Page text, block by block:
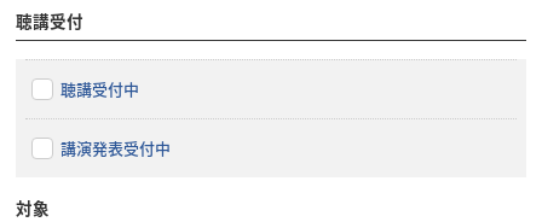
聴講受付
聴講受付中
講演発表受付中
対象